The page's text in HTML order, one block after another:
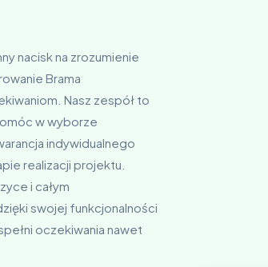
nacisk na zrozumienie
Brama
Nasz zespół to
w wyborze
indywidualnego
realizacji projektu.
i całym
swojej funkcjonalności
oczekiwania nawet